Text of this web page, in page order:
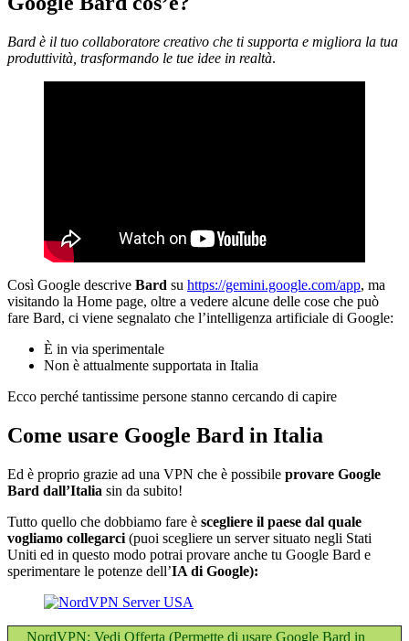
Bard è il tuo collaboratore creativo che ti supporta e migliora la tua
produttività, trasformando le tue idee in realtà.
Così Google descrive Bard su https://gemini.google.com/app, ma
visitando la Home page, oltre a vedere alcune delle cose che può
fare Bard, ci viene segnalato che l’intelligenza artificiale di Google:
È in via sperimentale
Non è attualmente supportata in Italia
Ecco perché tantissime persone stanno cercando di capire
Come usare Google Bard in Italia
Ed è proprio grazie ad una VPN che è possibile provare Google
Bard dall’Italia sin da subito!
Tutto quello che dobbiamo fare è scegliere il paese dal quale
vogliamo collegarci (puoi scegliere un server situato negli Stati
Uniti ed in questo modo potrai provare anche tu Google Bard e
sperimentare le potenze dell’IA di Google):
NordVPN: Vedi Offerta (Permette di usare Google Bard in